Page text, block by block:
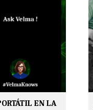
EN LA